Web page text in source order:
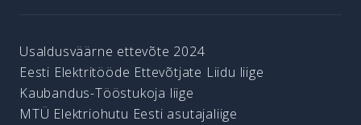
Usaldusväärne ettevõte 2024
Eesti Elektritööde Ettevõtjate Liidu liige
Kaubandus-Tööstukoja liige
MTÜ Elektriohutu Eesti asutajaliige